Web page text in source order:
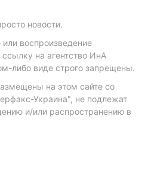
новости.
воспроизведение
на агентство ИнА
либо виде строго запрещены.
на этом сайте со
Украина", не подлежат
и/или распространению в